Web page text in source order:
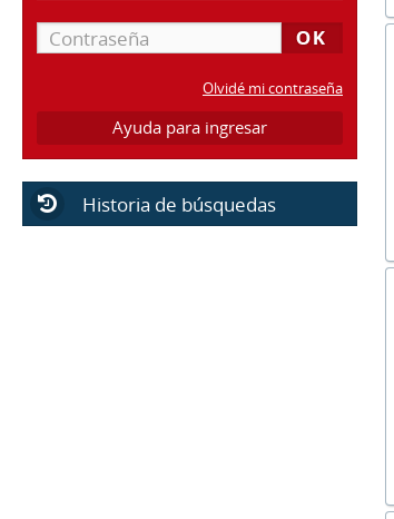
Olvidé mi contraseña
Ayuda para ingresar
Historia de búsquedas